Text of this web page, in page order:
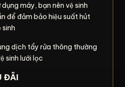
máy, bạn nên vệ sinh
để đảm bảo hiệu suất hút
dịch tẩy rửa thông thường
sinh lưới lọc
ĐÃI